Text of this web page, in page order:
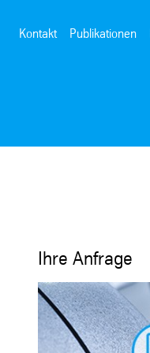
Kontakt Publikationen
Ihre Anfrage